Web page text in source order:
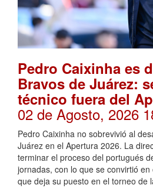
Pedro Caixinha es
Bravos de Juárez:
técnico fuera del
02 de Agosto, 2026
Pedro Caixinha no sobrevivió al
Juárez en el Apertura 2026. La
terminar el proceso del portugués
jornadas, con lo que se convirtió
que deja su puesto en el torneo de